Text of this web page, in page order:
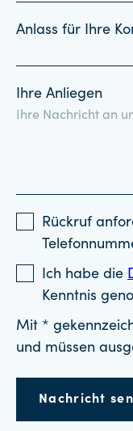
Anlass für Ihre
Ihre Anliegen
Rückruf
Ich habe die
Kenntnis
Mit *
und müssen
Nachricht